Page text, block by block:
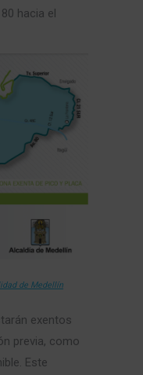
hacia el
de Medellín
exentos
previa, como
Este